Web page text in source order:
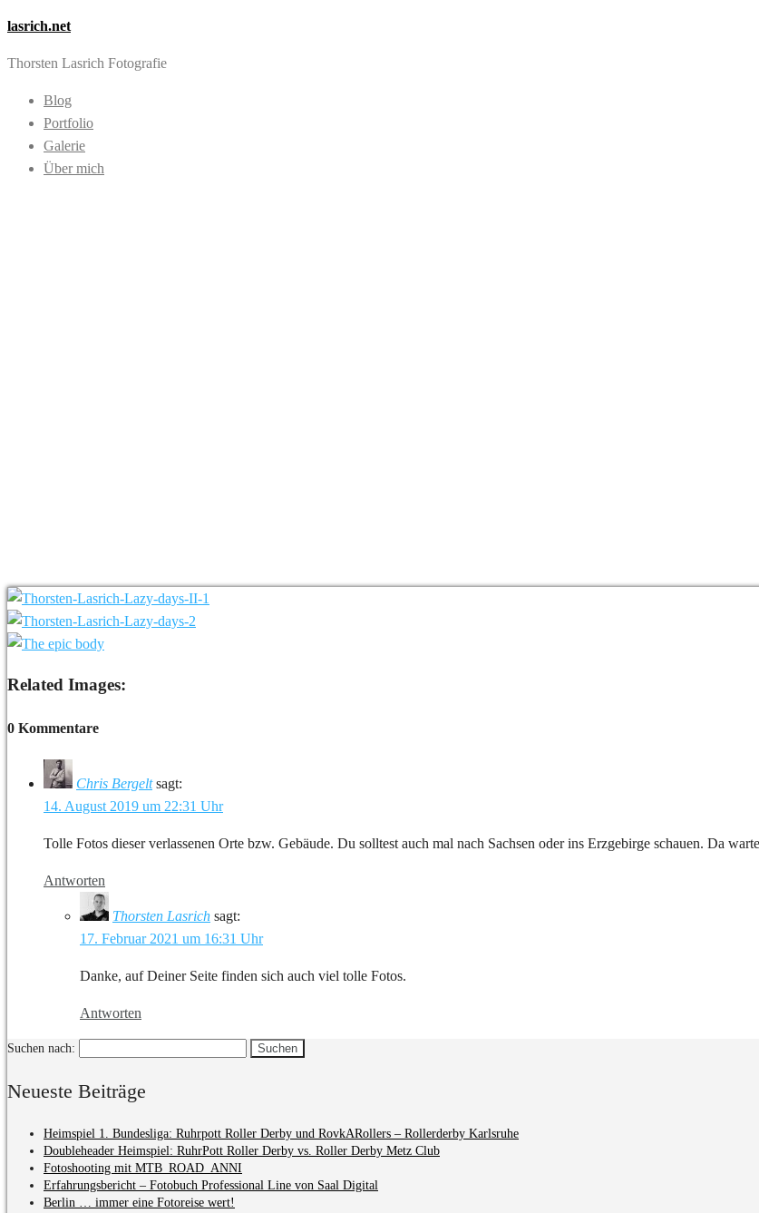
lasrich.net
Thorsten Lasrich Fotografie
Blog
Portfolio
Galerie
Über mich
Related Images:
0 Kommentare
Chris Bergelt sagt:
14. August 2019 um 22:31 Uhr
Tolle Fotos dieser verlassenen Orte bzw. Gebäude. Du solltest auch mal nach Sachsen oder ins Erzgebirge schauen. Da
Antworten
Thorsten Lasrich sagt:
17. Februar 2021 um 16:31 Uhr
Danke, auf Deiner Seite finden sich auch viel tolle Fotos.
Antworten
Suchen nach:
Neueste Beiträge
Heimspiel 1. Bundesliga: Ruhrpott Roller Derby und RovkARollers – Rollerderby Karlsruhe
Doubleheader Heimspiel: RuhrPott Roller Derby vs. Roller Derby Metz Club
Fotoshooting mit MTB_ROAD_ANNI
Erfahrungsbericht – Fotobuch Professional Line von Saal Digital
Berlin … immer eine Fotoreise wert!